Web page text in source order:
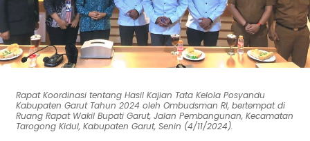
Rapat Koordinasi tentang Hasil Kajian Tata Kelola Posyandu
Kabupaten Garut Tahun 2024 oleh Ombudsman RI, bertempat di
Ruang Rapat Wakil Bupati Garut, Jalan Pembangunan, Kecamatan
Tarogong Kidul, Kabupaten Garut, Senin (4/11/2024).